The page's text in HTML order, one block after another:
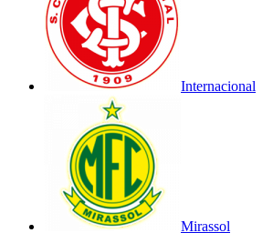
Internacional
Mirassol